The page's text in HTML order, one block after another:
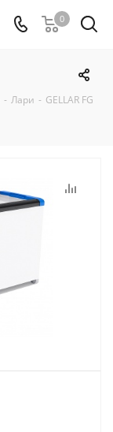
0
- Лари - GELLAR FG